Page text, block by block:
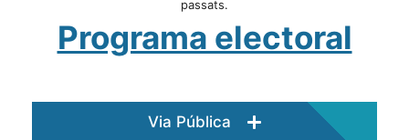
passats.
Programa electoral
Via Pública